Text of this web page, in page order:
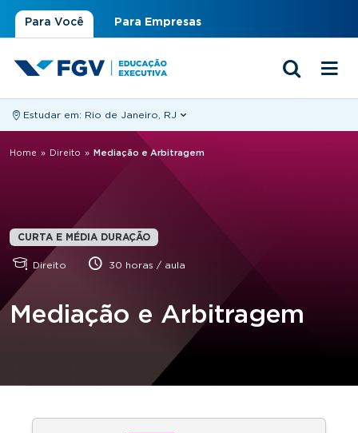
Para Você Para Empresas
Estudar em: Rio de Janeiro, RJ
Você está aqui
Home » Direito » Mediação e Arbitragem
CURTA E MÉDIA DURAÇÃO
Direito 30 horas / aula
Mediação e Arbitragem